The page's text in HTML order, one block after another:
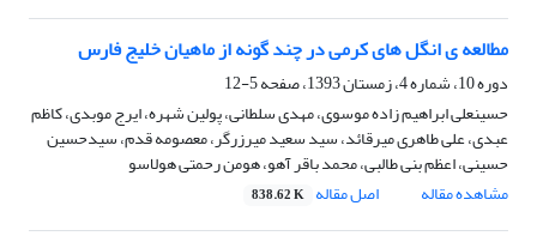
مطالعه ی انگل های کرمی در چند گونه از ماهیان خلیج فارس
دوره 10، شماره 4، زمستان 1393، صفحه
5-12
حسینعلی ابراهیم زاده موسوی، مهدی سلطانی، پولین شهره، ایرج موبدی، کاظم
عبدی، علی طاهری میرقائد، سید سعید میرزرگر، معصومه قدم، سیدحسین
حسینی، اعظم بنی طالبی، محمد باقر آهو، هومن رحمتی هولاسو
مشاهده مقاله
اصل مقاله 838.62 K